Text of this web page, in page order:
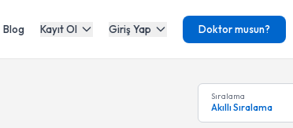
Blog Kayıt Ol Giriş Yap Doktor musun?
Sıralama
Akıllı Sıralama